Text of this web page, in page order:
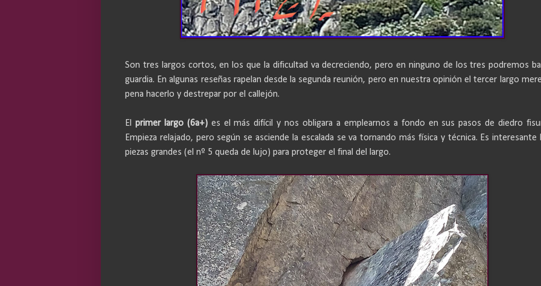
Son tres largos cortos, en los que la dificultad va decreciendo, pero en ninguno de los tres podremos
guardia. En algunas reseñas rapelan desde la segunda reunión, pero en nuestra opinión el tercer largo
pena hacerlo y destrepar por el callejón.
El primer largo (6a+)es el más difícil y nos obligara a emplearnos a fondo en sus pasos de diedro
Empieza relajado, pero según se asciende la escalada se va tornando más física y técnica. Es interesante
piezas grandes (el nº 5 queda de lujo) para proteger el final del largo.